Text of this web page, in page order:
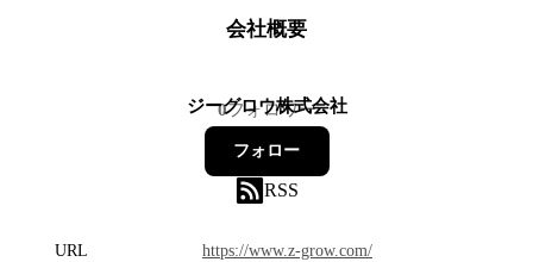
会社概要
ジーグロウ株式会社
0フォロワー
フォロー
RSS
URL
https://www.z-grow.com/